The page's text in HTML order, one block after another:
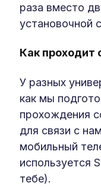
раза вместо
установочной
Как проходит
У разных
как мы
прохождения
для связи с
мобильный
используется
тебе).